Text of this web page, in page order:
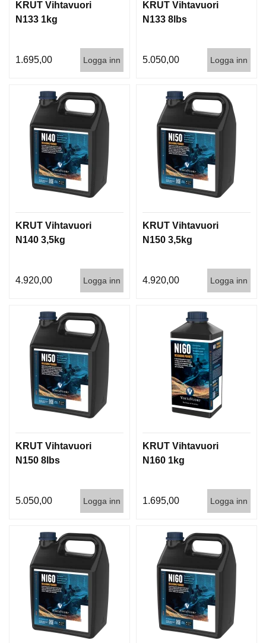
KRUT Vihtavuori
N133 1kg
1.695,00 Logga inn
KRUT Vihtavuori
N133 8lbs
5.050,00 Logga inn
KRUT Vihtavuori
N140 3,5kg
4.920,00 Logga inn
KRUT Vihtavuori
N150 3,5kg
4.920,00 Logga inn
KRUT Vihtavuori
N150 8lbs
5.050,00 Logga inn
KRUT Vihtavuori
N160 1kg
1.695,00 Logga inn